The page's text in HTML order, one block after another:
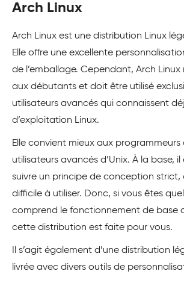
Arch Linux
Arch Linux est une distribution Linux
Elle offre une excellente
de l’emballage. Cependant, Arch Linux
aux débutants et doit être utilisé
utilisateurs avancés qui connaissent
d’exploitation Linux.
Elle convient mieux aux programmeurs
utilisateurs avancés d’Unix. À la base,
suivre un principe de conception strict,
difficile à utiliser. Donc, si vous êtes
comprend le fonctionnement de base
cette distribution est faite pour vous.
Il s’agit également d’une distribution
livrée avec divers outils de